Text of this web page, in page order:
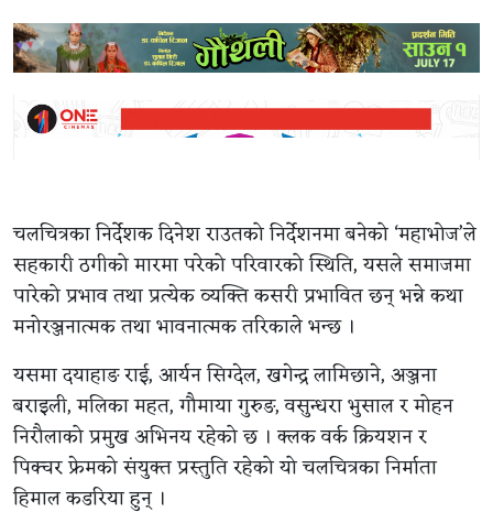
चलचित्रका निर्देशक दिनेश राउतको निर्देशनमा बनेको ‘महाभोज’ले
सहकारी ठगीको मारमा परेको परिवारको स्थिति, यसले समाजमा
पारेको प्रभाव तथा प्रत्येक व्यक्ति कसरी प्रभावित छन् भन्ने कथा
मनोरञ्जनात्मक तथा भावनात्मक तरिकाले भन्छ ।
यसमा दयाहाङ राई, आर्यन सिग्देल, खगेन्द्र लामिछाने, अञ्जना
बराइली, मलिका महत, गौमाया गुरुङ, वसुन्धरा भुसाल र मोहन
निरौलाको प्रमुख अभिनय रहेको छ । क्लक वर्क क्रियशन र
पिक्चर फ्रेमको संयुक्त प्रस्तुति रहेको यो चलचित्रका निर्माता
हिमाल कडरिया हुन् ।